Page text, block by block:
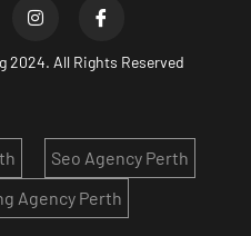
2024. All Rights Reserved
Seo Agency Perth
Agency Perth